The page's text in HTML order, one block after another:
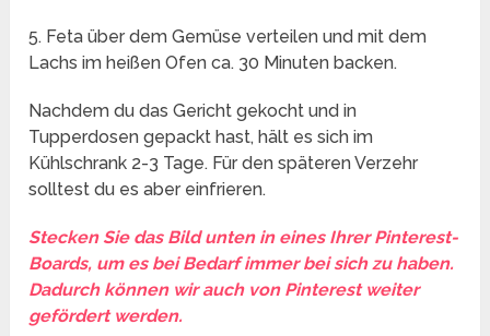
5. Feta über dem Gemüse verteilen und mit dem
Lachs im heißen Ofen ca. 30 Minuten backen.
Nachdem du das Gericht gekocht und in
Tupperdosen gepackt hast, hält es sich im
Kühlschrank 2-3 Tage. Für den späteren Verzehr
solltest du es aber einfrieren.
Stecken Sie das Bild unten in eines Ihrer Pinterest-
Boards, um es bei Bedarf immer bei sich zu haben.
Dadurch können wir auch von Pinterest weiter
gefördert werden.